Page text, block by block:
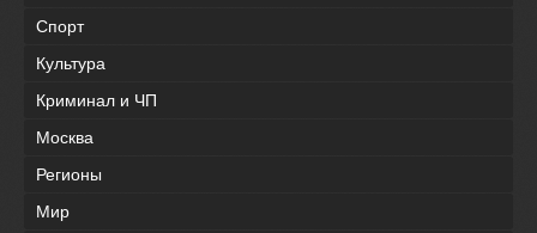
Спорт
Культура
Криминал и ЧП
Москва
Регионы
Мир